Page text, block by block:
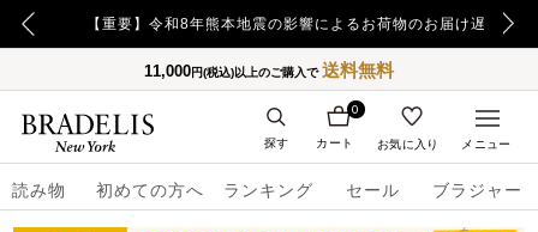
【重要】令和8年熊本地震の影響によるお荷物のお届け遅延について
11,000円(税込)以上のご購入で送料無料
読み物 初めての方へ ランキング セール ブラジャー
カート
0
お気に入り
探す メニュー